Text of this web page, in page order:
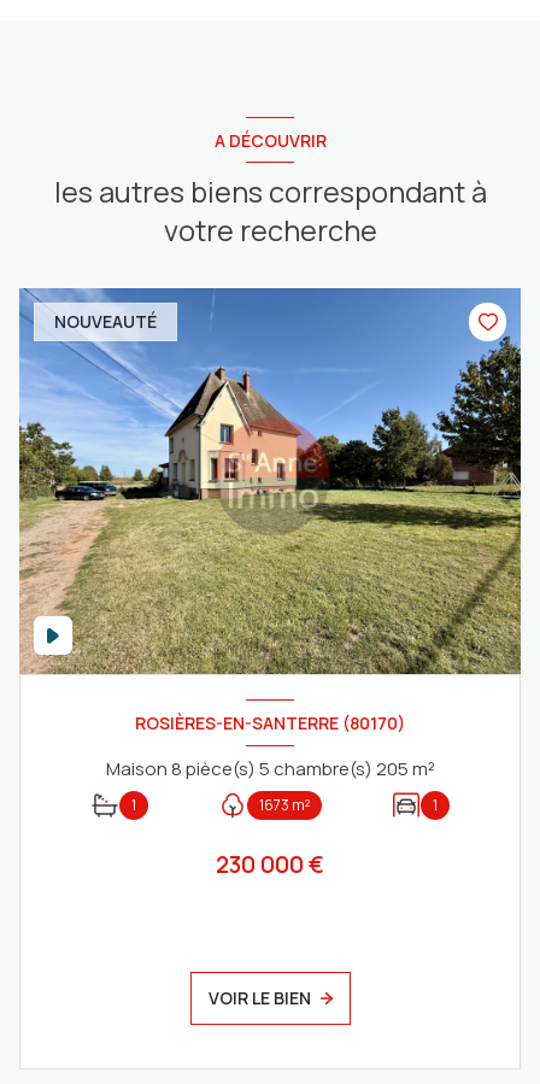
A DÉCOUVRIR
les autres biens correspondant à
votre recherche
NOUVEAUTÉ
ROSIÈRES-EN-SANTERRE (80170)
Maison 8 pièce(s) 5 chambre(s) 205 m²
1 1673 m² 1
230 000 €
VOIR LE BIEN